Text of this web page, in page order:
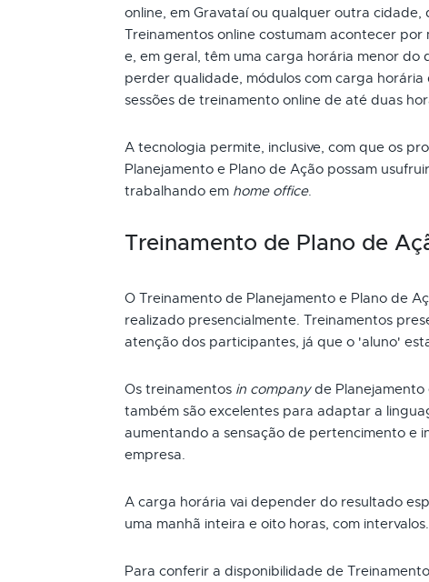
online, em Gravataí ou qualquer outra
Treinamentos online costumam acontecer
e, em geral, têm uma carga horária menor do
perder qualidade, módulos com carga horária
sessões de treinamento online de até duas
A tecnologia permite, inclusive, com que os
Planejamento e Plano de Ação possam
trabalhando em home office.
Treinamento de Plano de
O Treinamento de Planejamento e Plano de
realizado presencialmente. Treinamentos
atenção dos participantes, já que o 'aluno'
Os treinamentos in companyde Planejamento
também são excelentes para adaptar a
aumentando a sensação de pertencimento e
empresa.
A carga horária vai depender do resultado
uma manhã inteira e oito horas, com intervalos.
Para conferir a disponibilidade de